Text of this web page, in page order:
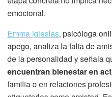
emocional.
Emma Iglesias, psicóloga
apego, analiza la falta de
de la personalidad y señala
encuentran bienestar en
familia o en relaciones